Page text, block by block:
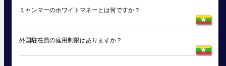
ミャンマーのホワイトマネーとは何ですか？
外国駐在員の雇用制限はありますか？